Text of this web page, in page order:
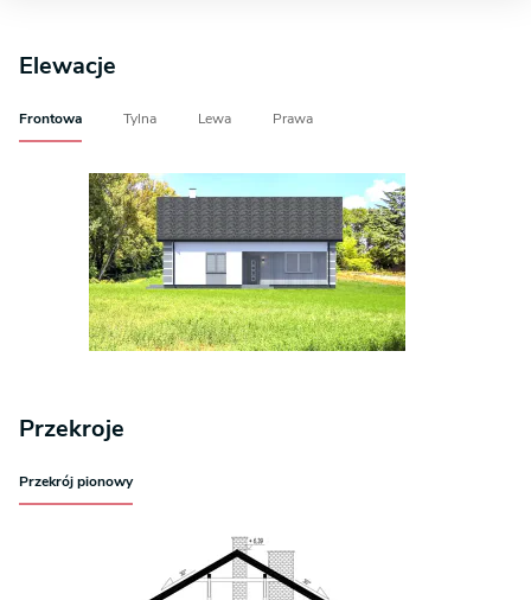
Elewacje
Frontowa Tylna Lewa Prawa
Przekroje
Przekrój pionowy